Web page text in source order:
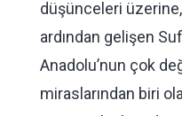
düşünceleri
ardından gelişen
Anadolu’nun çok
miraslarından biri